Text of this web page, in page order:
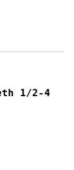
1/2-4